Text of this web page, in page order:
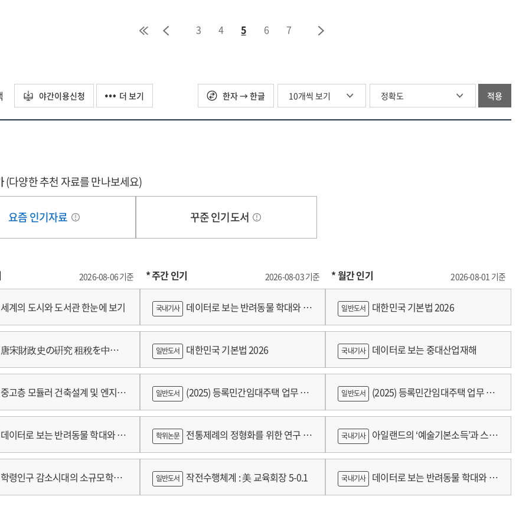
3 4 5 6 7
야간이용신청 더 보기 한자 → 한글 적용
(다양한 추천 자료를 만나보세요)
요즘 인기자료 꾸준 인기도서
2026-08-06 기준
세계의 도시와 도서관 한눈에 보기
唐宋財政史の硏究 租稅を中心
중고층 모듈러 건축설계 및 엔지니
발 최종보고서
데이터로 보는 반려동물 학대와 분
학령인구 감소시대의 소규모학교
* 주간 인기 2026-08-03 기준
국내기사 데이터로 보는 반려동물 학대와 분
쟁
일반도서 대한민국 기본법 2026
일반도서 (2025) 등록민간임대주택 업무 편
람
학위논문 전통제례의 정형화를 위한 연구 :
가제를 중심으로
일반도서 작전수행체계 : 美 교육회장 5-0.1
* 월간 인기 2026-08-01 기준
일반도서 대한민국 기본법 2026
국내기사 데이터로 보는 중대산업재해
일반도서 (2025) 등록민간임대주택 업무 편
람
국내기사 아일랜드의 ‘예술기본소득’과 스코
틀랜드의 예술인 소득보장정책 논의
국내기사 데이터로 보는 반려동물 학대와 분